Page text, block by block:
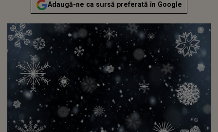
Adaugă-ne ca sursă preferată în Google